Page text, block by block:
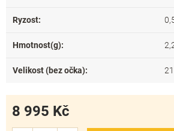
8 995 Kč
Ryzost:
Hmotnost(g):
Velikost (bez očka):